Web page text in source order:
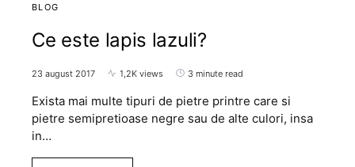
BLOG
Ce este lapis lazuli?
23 august 2017 1,2K views 3 minute read
Exista mai multe tipuri de pietre printre care si
pietre semipretioase negre sau de alte culori, insa
in…